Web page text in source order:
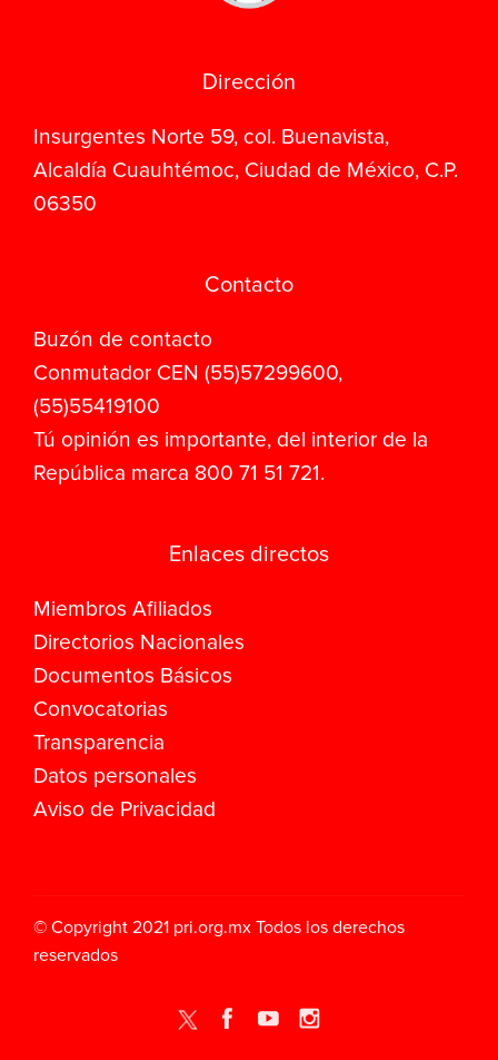
Dirección
Insurgentes Norte 59, col. Buenavista,
Alcaldía Cuauhtémoc, Ciudad de México, C.P.
06350
Contacto
Buzón de contacto
Conmutador CEN (55)57299600,
(55)55419100
Tú opinión es importante, del interior de la
República marca 800 71 51 721.
Enlaces directos
Miembros Afiliados
Directorios Nacionales
Documentos Básicos
Convocatorias
Transparencia
Datos personales
Aviso de Privacidad
© Copyright 2021 pri.org.mx Todos los derechos
reservados